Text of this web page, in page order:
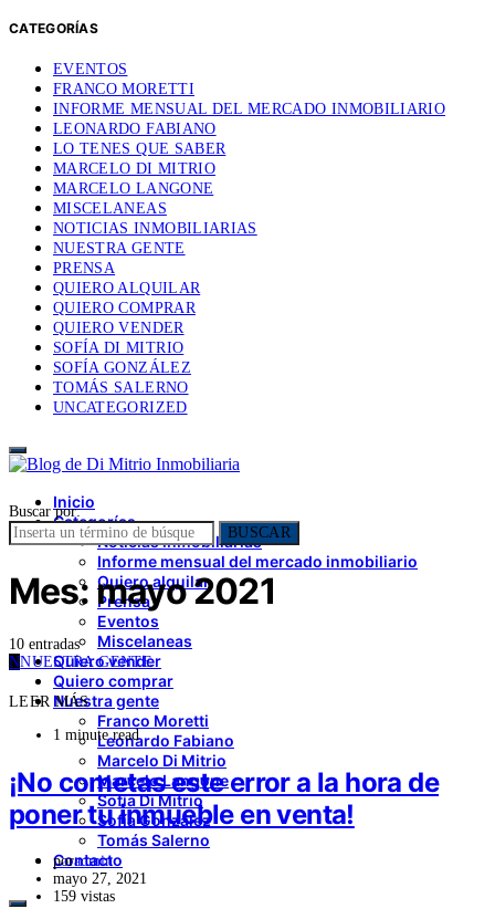
CATEGORÍAS
EVENTOS
FRANCO MORETTI
INFORME MENSUAL DEL MERCADO INMOBILIARIO
LEONARDO FABIANO
LO TENES QUE SABER
MARCELO DI MITRIO
MARCELO LANGONE
MISCELANEAS
NOTICIAS INMOBILIARIAS
NUESTRA GENTE
PRENSA
QUIERO ALQUILAR
QUIERO COMPRAR
QUIERO VENDER
SOFÍA DI MITRIO
SOFÍA GONZÁLEZ
TOMÁS SALERNO
UNCATEGORIZED
Inicio
Categorías
Noticias inmobiliarias
Informe mensual del mercado inmobiliario
Quiero alquilar
Prensa
Eventos
Miscelaneas
Quiero vender
Quiero comprar
Nuestra gente
Franco Moretti
Leonardo Fabiano
Marcelo Di Mitrio
Marcelo Langone
Sofía Di Mitrio
Sofía González
Tomás Salerno
Contacto
Buscar por:
BUSCAR
Mes: mayo 2021
10 entradas
NNUESTRA GENTE
LEER MÁS
1 minute read
¡No cometas este error a la hora de
poner tu inmueble en venta!
poradmin
mayo 27, 2021
159 vistas